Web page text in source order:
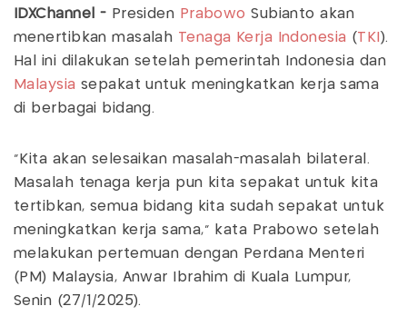
IDXChannel - Presiden Prabowo Subianto akan
menertibkan masalah Tenaga Kerja Indonesia (TKI ).
Hal ini dilakukan setelah pemerintah Indonesia dan
Malaysia sepakat untuk meningkatkan kerja sama
di berbagai bidang.
"Kita akan selesaikan masalah-masalah bilateral.
Masalah tenaga kerja pun kita sepakat untuk kita
tertibkan, semua bidang kita sudah sepakat untuk
meningkatkan kerja sama," kata Prabowo setelah
melakukan pertemuan dengan Perdana Menteri
(PM) Malaysia, Anwar Ibrahim di Kuala Lumpur,
Senin (27/1/2025).